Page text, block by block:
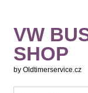
VW
SHOP
by Oldtimerservice.cz